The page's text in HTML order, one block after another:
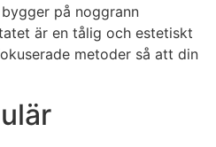
på noggrann
är en tålig och estetiskt
metoder så att din